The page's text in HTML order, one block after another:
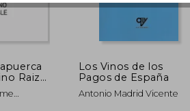
$ 63.29
dcto.
Raiz
Los Vinos de los
Pagos de España
Antonio Madrid Vicente